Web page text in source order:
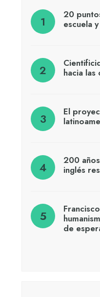
20
escuela
hacia
El
200
inglés
de